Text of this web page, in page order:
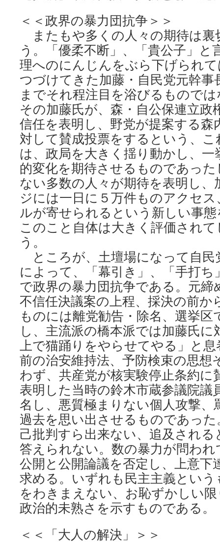
＜＜政界の暴力団抗争＞＞
またもや多くの人々の期待は裏
う。「優柔不断」、「貴公子」と
理へのにんじんをぶら下げられ
つづけてきた加藤・自民党元幹事
までそれ程注目を浴びるもので
その加藤氏が、森・自公保連立政
信任を表明し、野党が提案する森
対して賛成投票をするという、
は、政局を大きく揺り動かし、一
的変化を期待させるものであっ
ない多数の人々が期待を表明し、
ジには一日に５万件ものアクセ
ルが寄せられるという新しい事
このこと自体は大きく評価され
う。
ところが、土壇場になって自民
によって、「幕引き」、「手打
で政界の暴力団抗争である。元締
不信任決議案の上程、採決の前か
ものには離党勧告・除名、選挙区
し、主流派の橋本派では加藤氏に
上で猫踊りをやらせてやる」と
前の治安維持法、予防検束の思想
わず、共産党が核実験停止条約に
表明した当時の鈴木市蔵参議院議
名し、悪質極まりない個人攻撃、
過去を思い出させるものであっ
己批判すら出来ない、追及される
答えられない。数の暴力が問わ
公開と公開論議を否定し、上意下
求める。いずれも民主主義とい
をわきまえない、お恥ずかしい
政治的未熟さを示すものである。
＜＜「大人の解決」＞＞